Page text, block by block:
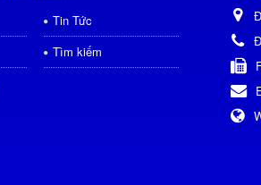
Tin Tức
Tìm kiếm